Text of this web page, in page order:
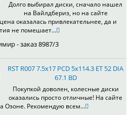
Долго выбирал диски, сначало нашел
на Вайлдбериз, но на сайте
оказалась привлекательнее, да и
не помешает...
- заказ 8987/3
RST R007 7.5x17 PCD 5x114.3 ET 52 DIA
67.1 BD
Покупкой доволен, колесные диски
оказались просто отличные! На сайте
Озоне. Рекомендую всем...